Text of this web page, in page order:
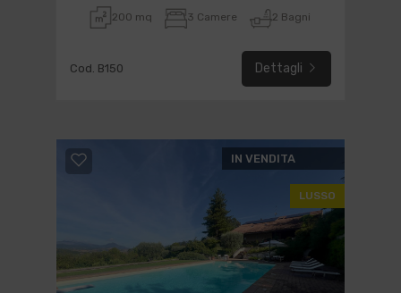
200 mq 3 Camere 2 Bagni
Cod. B150 Dettagli
IN VENDITA
LUSSO